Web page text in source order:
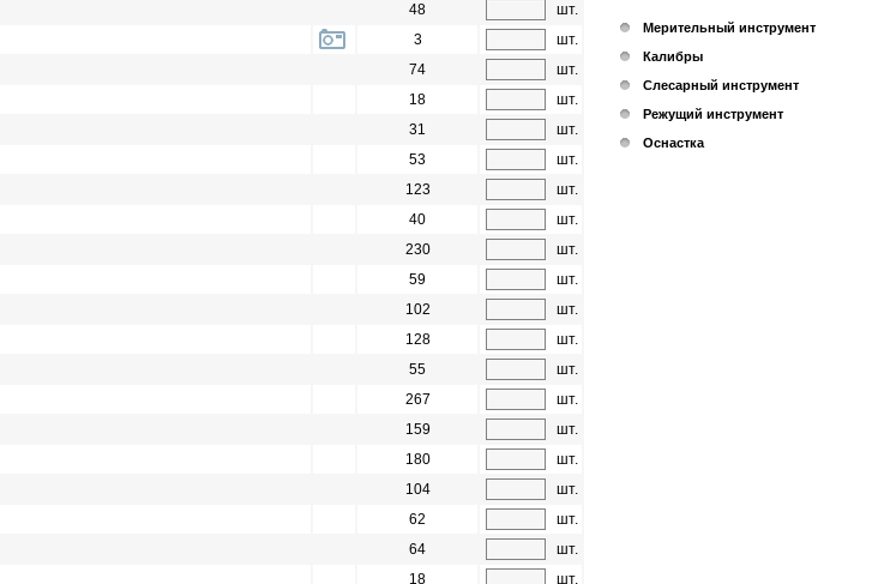
Мерительный инструмент
Калибры
Слесарный инструмент
Режущий инструмент
Оснастка
48
шт.
3
шт.
74
шт.
18
шт.
31
шт.
53
шт.
123
шт.
40
шт.
230
шт.
59
шт.
102
шт.
128
шт.
55
шт.
267
шт.
159
шт.
180
шт.
104
шт.
62
шт.
64
шт.
18 шт.